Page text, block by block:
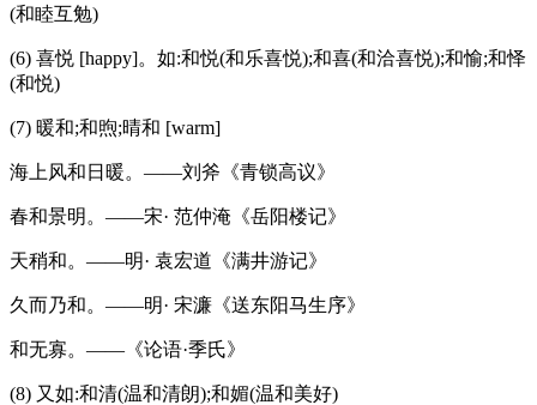
(和睦互勉)
(6) 喜悦 [happy]。如:和悦(和乐喜悦);和喜(和洽喜悦);和愉;和怿
(和悦)
(7) 暖和;和煦;晴和 [warm]
海上风和日暖。——刘斧《青锁高议》
春和景明。——宋· 范仲淹《岳阳楼记》
天稍和。——明· 袁宏道《满井游记》
久而乃和。——明· 宋濂《送东阳马生序》
和无寡。——《论语·季氏》
(8) 又如:和清(温和清朗);和媚(温和美好)